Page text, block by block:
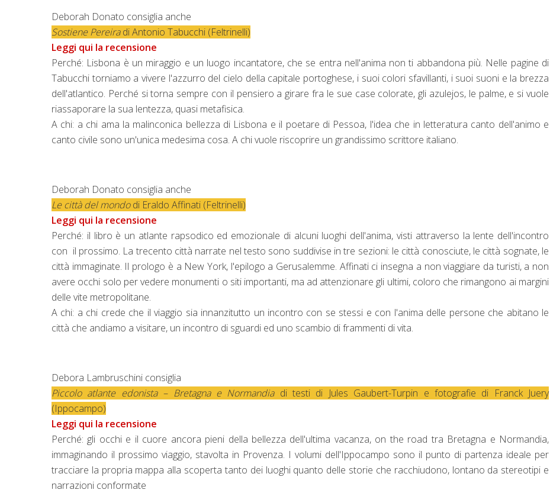
Deborah Donato consiglia anche
Sostiene Pereiradi Antonio Tabucchi (Feltrinelli)
Leggi qui la recensione
Perché: Lisbona è un miraggio e un luogo incantatore, che se entra nell'anima non ti abbandona più. Nelle pagine di
Tabucchi torniamo a vivere l'azzurro del cielo della capitale portoghese, i suoi colori sfavillanti, i suoi suoni e la brezza
dell'atlantico. Perché si torna sempre con il pensiero a girare fra le sue case colorate, gli azulejos, le palme, e si vuole
riassaporare la sua lentezza, quasi metafisica.
A chi: a chi ama la malinconica bellezza di Lisbona e il poetare di Pessoa, l'idea che in letteratura canto dell'animo e
canto civile sono un'unica medesima cosa. A chi vuole riscoprire un grandissimo scrittore italiano.
Deborah Donato consiglia anche
Le città del mondodi Eraldo Affinati (Feltrinelli)
Leggi qui la recensione
Perché: il libro è un atlante rapsodico ed emozionale di alcuni luoghi dell'anima, visti attraverso la lente dell'incontro
con il prossimo. La trecento città narrate nel testo sono suddivise in tre sezioni: le città conosciute, le città sognate, le
città immaginate. Il prologo è a New York, l'epilogo a Gerusalemme. Affinati ci insegna a non viaggiare da turisti, a non
avere occhi solo per vedere monumenti o siti importanti, ma ad attenzionare gli ultimi, coloro che rimangono ai margini
delle vite metropolitane.
A chi: a chi crede che il viaggio sia innanzitutto un incontro con se stessi e con l'anima delle persone che abitano le
città che andiamo a visitare, un incontro di sguardi ed uno scambio di frammenti di vita.
Debora Lambruschini consiglia
Piccolo atlante edonista – Bretagna e Normandiadi testi di Jules Gaubert-Turpin e fotografie di Franck Juery
(Ippocampo)
Leggi qui la recensione
Perché: gli occhi e il cuore ancora pieni della bellezza dell'ultima vacanza, on the road tra Bretagna e Normandia,
immaginando il prossimo viaggio, stavolta in Provenza. I volumi dell'Ippocampo sono il punto di partenza ideale per
tracciare la propria mappa alla scoperta tanto dei luoghi quanto delle storie che racchiudono, lontano da stereotipi e
narrazioni conformate